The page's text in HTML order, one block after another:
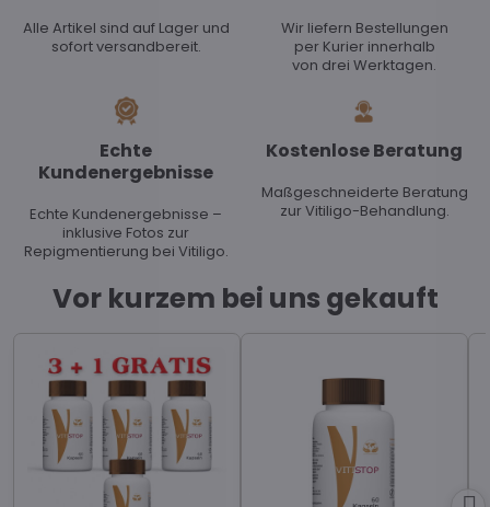
Alle Artikel sind auf Lager und
sofort versandbereit.
Wir liefern Bestellungen
per Kurier innerhalb
von drei Werktagen.
Echte
Kundenergebnisse
Echte Kundenergebnisse –
inklusive Fotos zur
Repigmentierung bei Vitiligo.
Kostenlose Beratung
Maßgeschneiderte Beratung
zur Vitiligo-Behandlung.
Vor kurzem bei uns gekauft